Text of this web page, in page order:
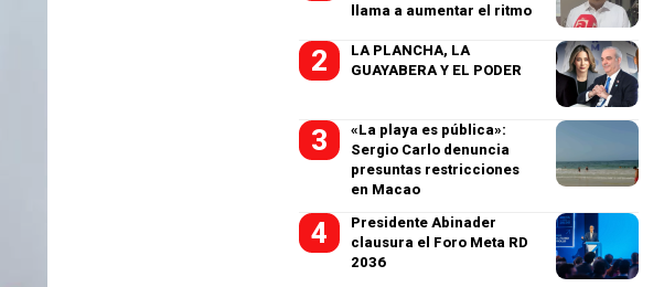
llama a aumentar el ritmo
LA PLANCHA, LA
GUAYABERA Y EL PODER
«La playa es pública»:
Sergio Carlo denuncia
presuntas restricciones
en Macao
Presidente Abinader
clausura el Foro Meta RD
2036